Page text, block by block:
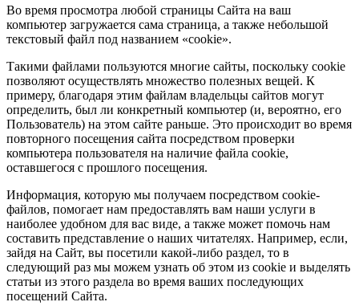
Во время просмотра любой страницы Сайта на ваш
компьютер загружается сама страница, а также небольшой
текстовый файл под названием «cookie».
Такими файлами пользуются многие сайты, поскольку cookie
позволяют осуществлять множество полезных вещей. К
примеру, благодаря этим файлам владельцы сайтов могут
определить, был ли конкретный компьютер (и, вероятно, его
Пользователь) на этом сайте раньше. Это происходит во время
повторного посещения сайта посредством проверки
компьютера пользователя на наличие файла cookie,
оставшегося с прошлого посещения.
Информация, которую мы получаем посредством cookie-
файлов, помогает нам предоставлять вам наши услуги в
наиболее удобном для вас виде, а также может помочь нам
составить представление о наших читателях. Например, если,
зайдя на Сайт, вы посетили какой-либо раздел, то в
следующий раз мы можем узнать об этом из cookie и выделять
статьи из этого раздела во время ваших последующих
посещений Сайта.